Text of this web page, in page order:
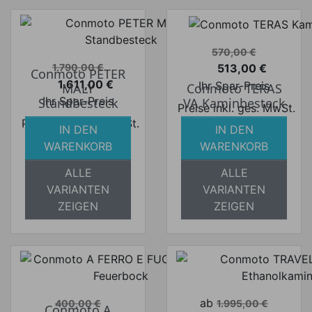
Verkaufspreis
1.790,00 €
Preis
1.611,00 €
Ihr Spar-Preis
Preise inkl. ges. MwSt.
absolut
versandkostenfrei
Conmoto PETER
MALY
Standbesteck
IN DEN
WARENKORB
ALLE
VARIANTEN
ZEIGEN
Verkaufspreis
570,00 €
Preis
513,00 €
Ihr Spar-Preis
Preise inkl. ges. MwSt.
absolut
versandkostenfrei
Conmoto TERAS
VA Kaminbesteck
IN DEN
WARENKORB
ALLE
VARIANTEN
ZEIGEN
Verkaufspreis
400,00 € Verkaufspreis
ab 1.995,00 €